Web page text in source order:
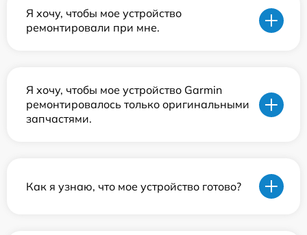
Я хочу, чтобы мое устройство
ремонтировали при мне.
Я хочу, чтобы мое устройство Garmin
ремонтировалось только оригинальными
запчастями.
Как я узнаю, что мое устройство готово?